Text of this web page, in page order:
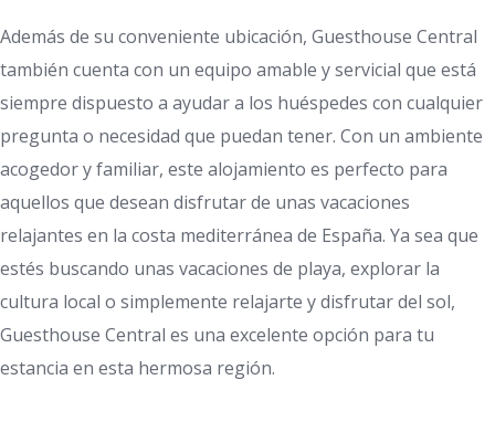
Además de su conveniente ubicación, Guesthouse Central
también cuenta con un equipo amable y servicial que está
siempre dispuesto a ayudar a los huéspedes con cualquier
pregunta o necesidad que puedan tener. Con un ambiente
acogedor y familiar, este alojamiento es perfecto para
aquellos que desean disfrutar de unas vacaciones
relajantes en la costa mediterránea de España. Ya sea que
estés buscando unas vacaciones de playa, explorar la
cultura local o simplemente relajarte y disfrutar del sol,
Guesthouse Central es una excelente opción para tu
estancia en esta hermosa región.